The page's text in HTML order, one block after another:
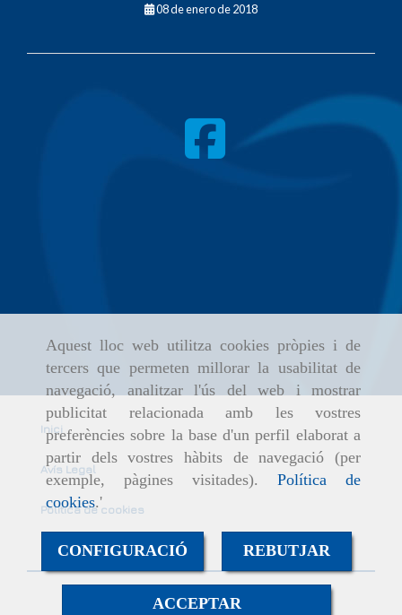
Aquest lloc web utilitza cookies pròpies i de
tercers que permeten millorar la usabilitat de
navegació, analitzar l'ús del web i mostrar
publicitat relacionada amb les vostres
preferències sobre la base d'un perfil elaborat a
partir dels vostres hàbits de navegació (per
exemple, pàgines visitades). Política de
cookies.'
CONFIGURACIÓ REBUTJAR
ACCEPTAR
08 de enero de 2018
Inici
Avís Legal
Política de cookies
Política de Privacitat